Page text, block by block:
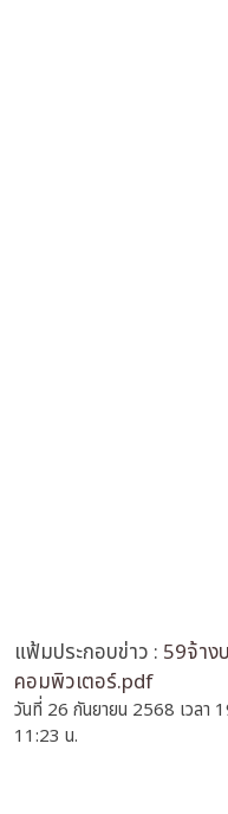
แฟ้มประกอบข่าว : 59จ้าง
คอมพิวเตอร์.pdf
วันที่ 26 กันยายน 2568 เวลา
11:23 น.